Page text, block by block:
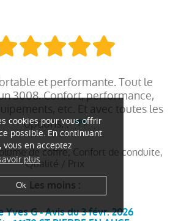
cookies pour vous offrir
possible. En continuant
en acceptez
plus
Ok
et performante. Tout le
3008. Confort, performance,
etc. Et avec toutes les
options. .
de coffre, Confort de conduite,
Qualité / Prix
Les moins :
Yves G - Avis du 3 févr. 2026